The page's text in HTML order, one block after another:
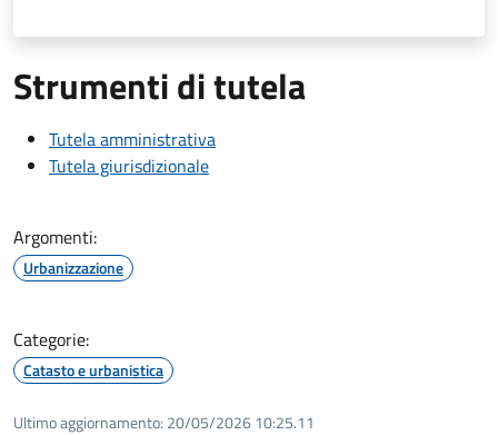
Strumenti di tutela
Tutela amministrativa
Tutela giurisdizionale
Argomenti:
Urbanizzazione
Categorie:
Catasto e urbanistica
Ultimo aggiornamento: 20/05/2026 10:25.11